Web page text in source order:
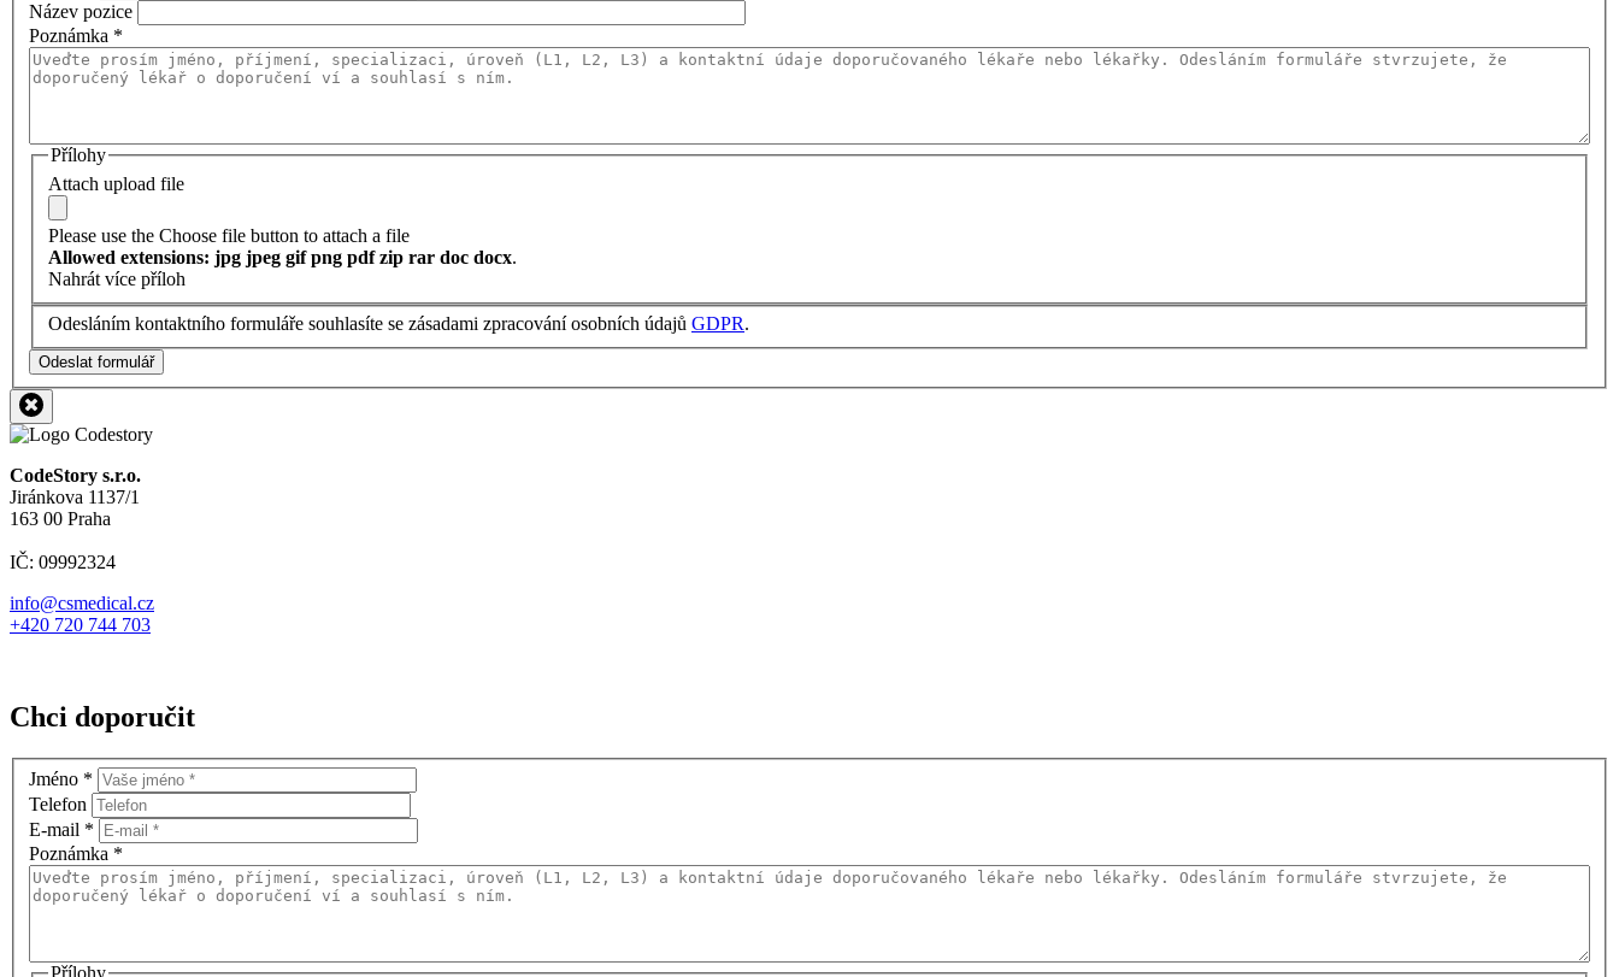
Název pozice
Poznámka *
Přílohy
Attach upload file
Please use the Choose file button to attach a file
Allowed extensions: jpg jpeg gif png pdf zip rar doc docx.
Nahrát více příloh
Odesláním kontaktního formuláře souhlasíte se zásadami zpracování osobních údajů GDPR.
Odeslat formulář
CodeStory s.r.o.
Jiránkova 1137/1
163 00 Praha
IČ: 09992324
info@csmedical.cz
+420 720 744 703
Chci doporučit
Jméno *
Telefon
E-mail *
Poznámka *
Přílohy